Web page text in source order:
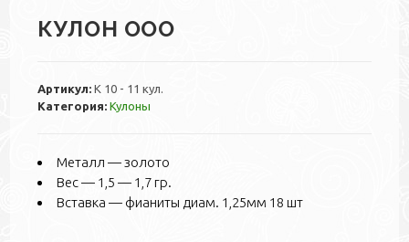
КУЛОН ООО
Артикул:К 10 - 11 кул.
Категория:Кулоны
Металл — золото
Вес — 1,5 — 1,7 гр.
Вставка — фианиты диам. 1,25мм 18 шт